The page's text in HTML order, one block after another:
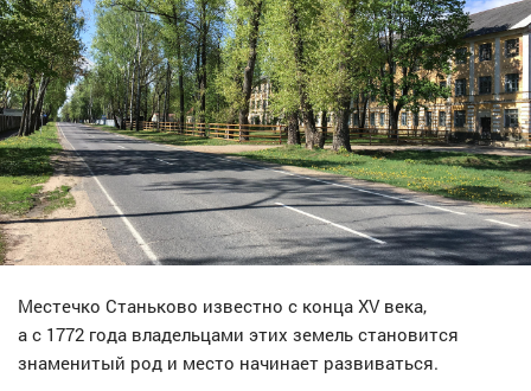
Местечко Станьково известно с конца XV века,
а с 1772 года владельцами этих земель становится
знаменитый род и место начинает развиваться.